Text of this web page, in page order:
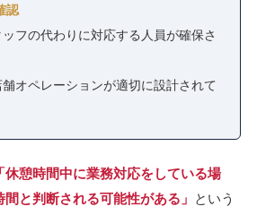
認
フの代わりに対応する人員が確保さ
オペレーションが適切に設計されて
「休憩時間中に業務対応をしている場
と判断される可能性がある」 という